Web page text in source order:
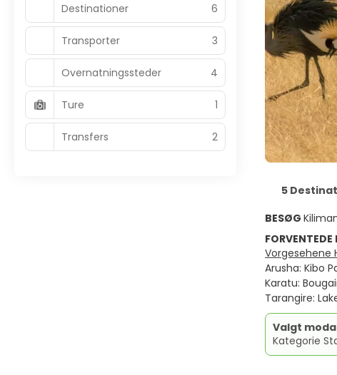
5
BESØG
Vorgesehene
Arusha: Kibo
Karatu:
Tarangire:
Valgt
Kategorie
Destinationer
6
Transporter 3
Overnatningssteder 4
Ture 1
Transfers 2